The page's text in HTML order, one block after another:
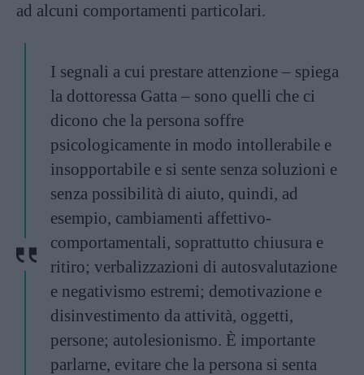
ad alcuni comportamenti particolari.
I segnali a cui prestare attenzione – spiega
la dottoressa Gatta – sono quelli che ci
dicono che la persona soffre
psicologicamente in modo intollerabile e
insopportabile e si sente senza soluzioni e
senza possibilità di aiuto, quindi, ad
esempio, cambiamenti affettivo-
comportamentali, soprattutto chiusura e
ritiro; verbalizzazioni di autosvalutazione
e negativismo estremi; demotivazione e
disinvestimento da attività, oggetti,
persone; autolesionismo. È importante
parlarne, evitare che la persona si senta